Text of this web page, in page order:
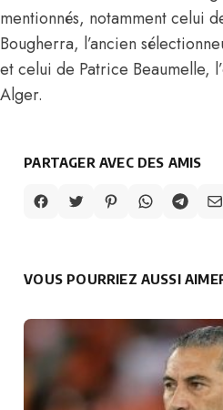
mentionnés, notamment celui
Bougherra, l’ancien
et celui de Patrice Beaumelle,
Alger.
PARTAGER AVEC DES AMIS
VOUS POURRIEZ AUSSI